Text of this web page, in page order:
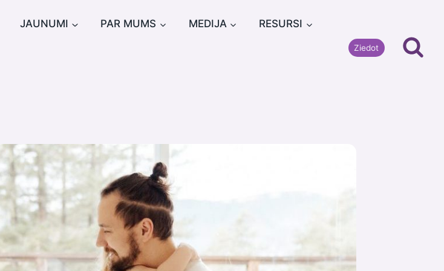
JAUNUMI PAR MUMS MEDIJA RESURSI
Ziedot